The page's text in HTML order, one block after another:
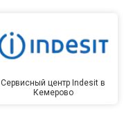
Сервисный центр Indesit в
Кемерово